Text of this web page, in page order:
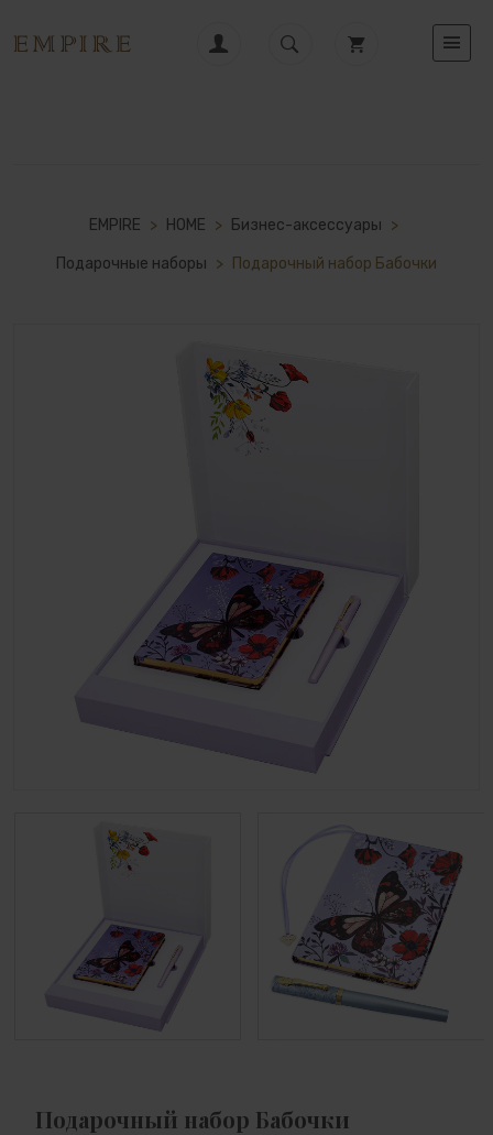
EMPIRE > HOME > Бизнес-аксессуары >
Подарочные наборы > Подарочный набор Бабочки
Подарочный набор Бабочки